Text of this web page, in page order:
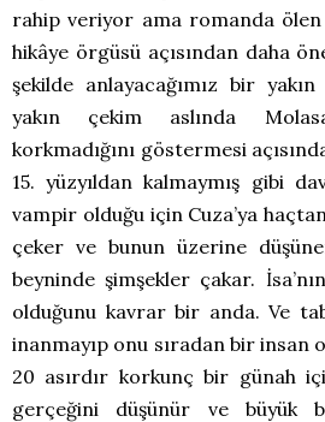
rahip veriyor ama romanda
hikâye örgüsü açısından daha
şekilde anlayacağımız bir
yakın çekim aslında
korkmadığını göstermesi
15. yüzyıldan kalmaymış gibi
vampir olduğu için Cuza’ya
çeker ve bunun üzerine
beyninde şimşekler çakar.
olduğunu kavrar bir anda. Ve
inanmayıp onu sıradan bir insan
20 asırdır korkunç bir günah
gerçeğini düşünür ve büyük